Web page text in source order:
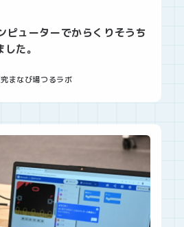
ューターでからくりそうち
た。
まなび場つるラボ